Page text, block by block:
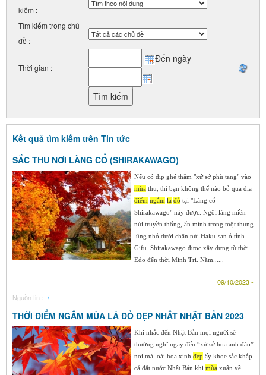
kiếm :
Tìm kiếm trong chủ
đề :
Thời gian :
Đến ngày
Kết quả tìm kiếm trên Tin tức
SẮC THU NƠI LÀNG CỔ (SHIRAKAWAGO)
Nếu có dịp ghé thăm "xứ sở phù tang" vào
mùa thu, thì bạn không thể nào bỏ qua địa
điểm ngắm lá đỏ tại "Làng cổ
Shirakawago" này được. Ngôi làng miền
núi truyền thống, ẩn mình trong một thung
lũng nhỏ dưới chân núi Haku-san ở tỉnh
Gifu. Shirakawago được xây dựng từ thời
Edo đến thời Minh Trị. Năm......
09/10/2023 -
Nguồn tin : -/-
THỜI ĐIỂM NGẮM MÙA LÁ ĐỎ ĐẸP NHẤT NHẬT BẢN 2023
Khi nhắc đến Nhật Bản mọi người sẽ
thường nghĩ ngay đến “xứ sở hoa anh đào”
nơi mà loài hoa xinh đẹp ấy khoe sắc khắp
cả đất nước Nhật Bản khi mùa xuân về.